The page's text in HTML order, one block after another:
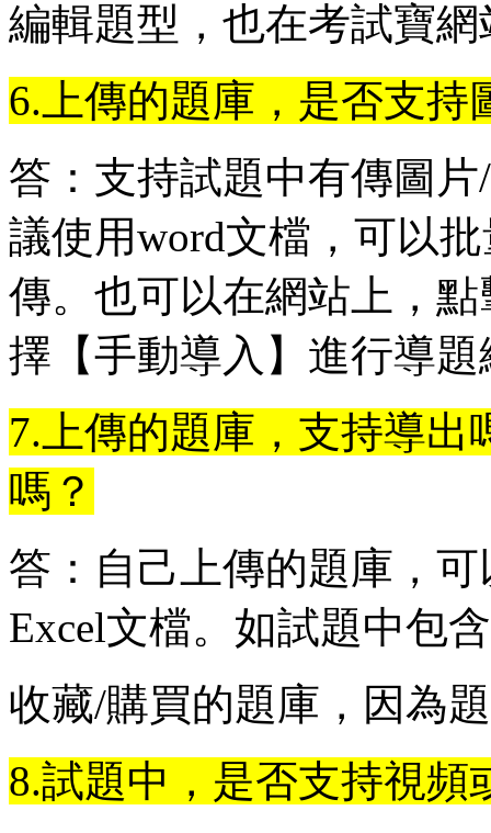
編輯題型，也在考試寶
6.上傳的題庫，是否支持
答：支持試題中有傳圖
議使用word文檔，可以
傳。也可以在網站上，
擇【手動導入】進行導
7.上傳的題庫，支持導
嗎？
答：自己上傳的題庫，
Excel文檔。如試題中包
收藏/購買的題庫，因為
8.試題中，是否支持視頻